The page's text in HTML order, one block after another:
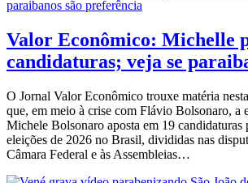
Valor Econômico: Michelle
candidaturas; veja se
O Jornal Valor Econômico trouxe matéria
que, em meio à crise com Flávio Bolsonaro, a
Michele Bolsonaro aposta em 19 candidaturas
eleições de 2026 no Brasil, divididas nas
Câmara Federal e às Assembleias…